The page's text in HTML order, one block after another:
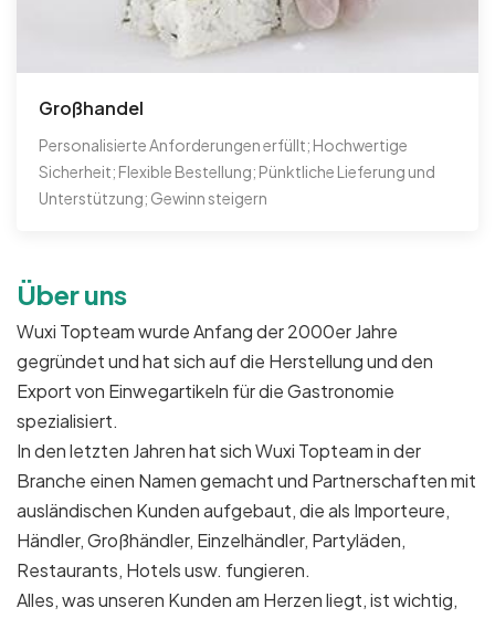
Großhandel
Personalisierte Anforderungen erfüllt; Hochwertige
Sicherheit; Flexible Bestellung; Pünktliche Lieferung und
Unterstützung; Gewinn steigern
Über uns
Wuxi Topteam wurde Anfang der 2000er Jahre
gegründet und hat sich auf die Herstellung und den
Export von Einwegartikeln für die Gastronomie
spezialisiert.
In den letzten Jahren hat sich Wuxi Topteam in der
Branche einen Namen gemacht und Partnerschaften mit
ausländischen Kunden aufgebaut, die als Importeure,
Händler, Großhändler, Einzelhändler, Partyläden,
Restaurants, Hotels usw. fungieren.
Alles, was unseren Kunden am Herzen liegt, ist wichtig,